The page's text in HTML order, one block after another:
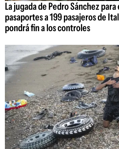
La jugada de Pedro Sánchez
pasaportes a 199 pasajeros de
pondrá fin a los controles